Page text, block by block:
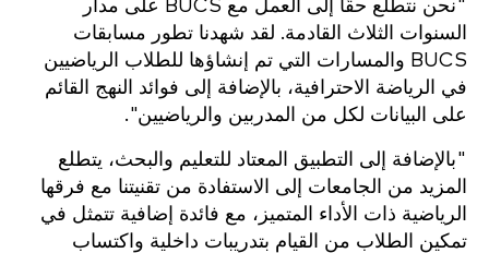
"نحن نتطلع حقًا إلى العمل مع BUCS على مدار
السنوات الثلاث القادمة. لقد شهدنا تطور مسابقات
BUCS والمسارات التي تم إنشاؤها للطلاب الرياضيين
في الرياضة الاحترافية، بالإضافة إلى فوائد النهج القائم
على البيانات لكل من المدربين والرياضيين".
"بالإضافة إلى التطبيق المعتاد للتعليم والبحث، يتطلع
المزيد من الجامعات إلى الاستفادة من تقنيتنا مع فرقها
الرياضية ذات الأداء المتميز، مع فائدة إضافية تتمثل في
تمكين الطلاب من القيام بتدريبات داخلية واكتساب